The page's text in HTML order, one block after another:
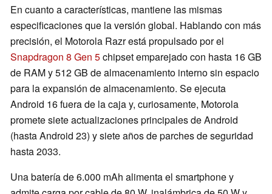
En cuanto a características, mantiene las mismas
especificaciones que la versión global. Hablando con más
precisión, el Motorola Razr está propulsado por el
Snapdragon 8 Gen 5chipset emparejado con hasta 16 GB
de RAM y 512 GB de almacenamiento interno sin espacio
para la expansión de almacenamiento. Se ejecuta
Android 16 fuera de la caja y, curiosamente, Motorola
promete siete actualizaciones principales de Android
(hasta Android 23) y siete años de parches de seguridad
hasta 2033.
Una batería de 6.000 mAh alimenta el smartphone y